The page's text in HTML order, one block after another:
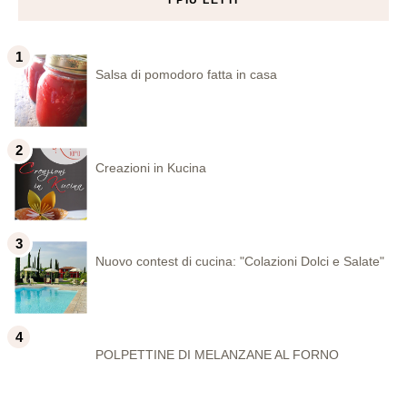
Salsa di pomodoro fatta in casa
Creazioni in Kucina
Nuovo contest di cucina: "Colazioni Dolci e Salate"
POLPETTINE DI MELANZANE AL FORNO